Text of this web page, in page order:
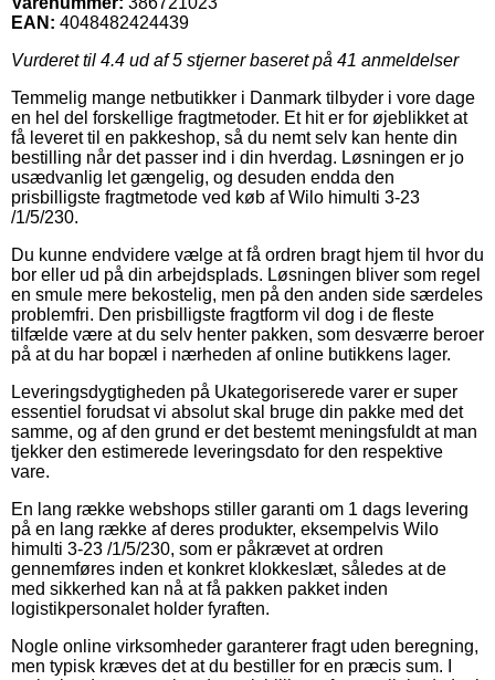
EAN: 4048482424439
Vurderet til 4.4 ud af 5 stjerner baseret på 41 anmeldelser
Temmelig mange netbutikker i Danmark tilbyder i vore dage
en hel del forskellige fragtmetoder. Et hit er for øjeblikket at
få leveret til en pakkeshop, så du nemt selv kan hente din
bestilling når det passer ind i din hverdag. Løsningen er jo
usædvanlig let gængelig, og desuden endda den
prisbilligste fragtmetode ved køb af Wilo himulti 3-23
/1/5/230.
Du kunne endvidere vælge at få ordren bragt hjem til hvor du
bor eller ud på din arbejdsplads. Løsningen bliver som regel
en smule mere bekostelig, men på den anden side særdeles
problemfri. Den prisbilligste fragtform vil dog i de fleste
tilfælde være at du selv henter pakken, som desværre beroer
på at du har bopæl i nærheden af online butikkens lager.
Leveringsdygtigheden på Ukategoriserede varer er super
essentiel forudsat vi absolut skal bruge din pakke med det
samme, og af den grund er det bestemt meningsfuldt at man
tjekker den estimerede leveringsdato for den respektive
vare.
En lang række webshops stiller garanti om 1 dags levering
på en lang række af deres produkter, eksempelvis Wilo
himulti 3-23 /1/5/230, som er påkrævet at ordren
gennemføres inden et konkret klokkeslæt, således at de
med sikkerhed kan nå at få pakken pakket inden
logistikpersonalet holder fyraften.
Nogle online virksomheder garanterer fragt uden beregning,
men typisk kræves det at du bestiller for en præcis sum. I